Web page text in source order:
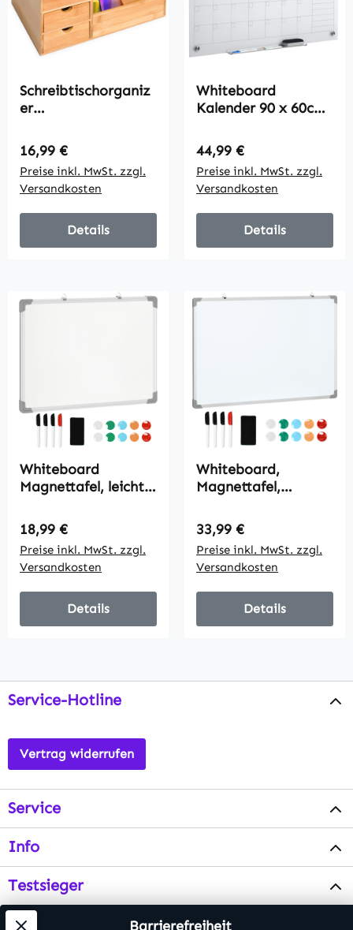
Schreibtischorganiz
er
Büro Box
Organisation 2
Schubladen Natur
L33 x B20,5 x H15,5
cm
Regulärer Preis:
16,99 €
Preise inkl. MwSt. zzgl.
Versandkosten
Details
Whiteboard
Kalender 90 x 60cm
Stiftablage Trocken
Abwischbar
Wochenplaner mit 4
Stifte, Radierer,
Monatskalender für
Büro Schule Küche
Zuhause
Regulärer Preis:
44,99 €
Preise inkl. MwSt. zzgl.
Versandkosten
Details
Whiteboard
Magnettafel, leicht
Markern, 10
Magneten, 1
Radierer, 60 x 1,8 x
45cm
Regulärer Preis:
18,99 €
Preise inkl. MwSt. zzgl.
Versandkosten
Details
Whiteboard,
Magnettafel,
Zubehör, 4 Stifte, 1
Schwamm, 10
Magnete, Weiß +
Silber
Regulärer Preis:
33,99 €
Preise inkl. MwSt. zzgl.
Versandkosten
Details
Service-Hotline
Vertrag widerrufen
Service
Info
Testsieger
Barrierefreiheit